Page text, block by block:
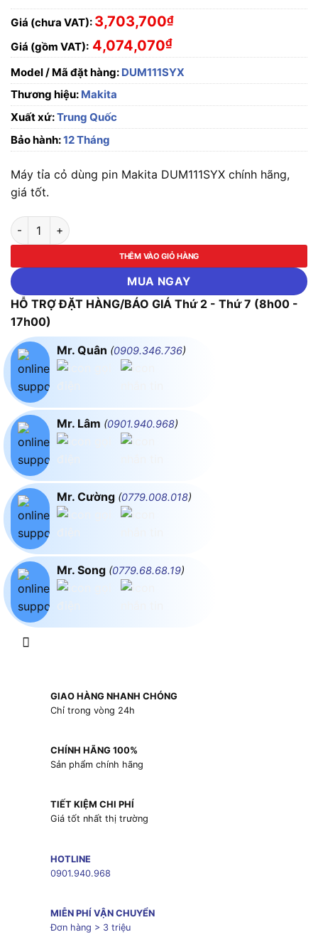
Giá (chưa VAT): 3,703,700₫
Giá (gồm VAT): 4,074,070₫
Model / Mã đặt hàng: DUM111SYX
Thương hiệu: Makita
Xuất xứ:Trung Quốc
Bảo hành:12 Tháng
Máy tỉa cỏ dùng pin Makita DUM111SYX chính hãng,
giá tốt.
Máy tỉa cỏ dùng pin Makita DUM111SYX số lượng
THÊM VÀO GIỎ HÀNG
MUA NGAY
HỖ TRỢ ĐẶT HÀNG/BÁO GIÁ Thứ 2 - Thứ 7 (8h00 -
17h00)
Mr. Quân (0909.346.736)
Mr. Lâm (0901.940.968)
Mr. Cường (0779.008.018)
Mr. Song (0779.68.68.19)
GIAO HÀNG NHANH CHÓNG
Chỉ trong vòng 24h
CHÍNH HÃNG 100%
Sản phẩm chính hãng
TIẾT KIỆM CHI PHÍ
Giá tốt nhất thị trường
HOTLINE
0901.940.968
MIỄN PHÍ VẬN CHUYỂN
Đơn hàng > 3 triệu